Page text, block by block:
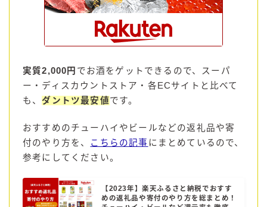
実質2,000円 でお酒をゲットできるので、スーパ
ー・ディスカウントストア・各ECサイトと比べて
も、ダントツ最安値です。
おすすめのチューハイやビールなどの返礼品や寄
付のやり方を、 こちらの記事 にまとめているので、
参考にしてください。
【2023年】楽天ふるさと納税でおすす
めの返礼品や寄付のやり方を総まとめ！